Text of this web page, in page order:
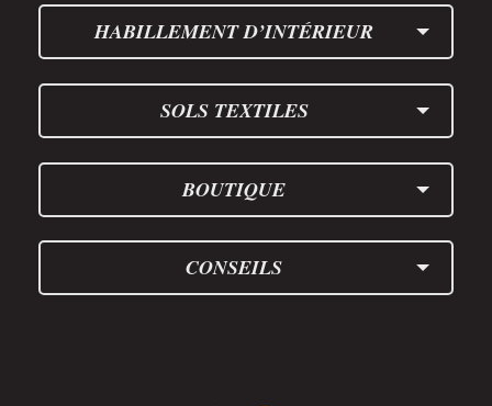
HABILLEMENT D’INTÉRIEUR
SOLS TEXTILES
BOUTIQUE
CONSEILS